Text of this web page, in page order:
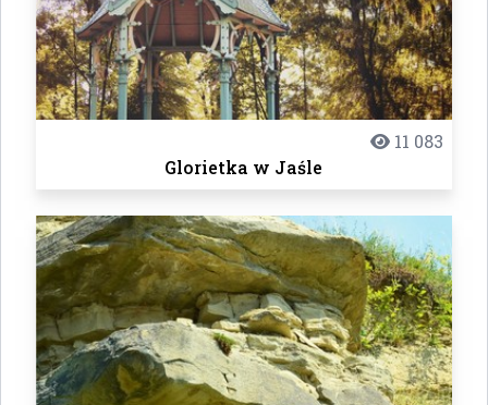
11 083
Glorietka w Jaśle